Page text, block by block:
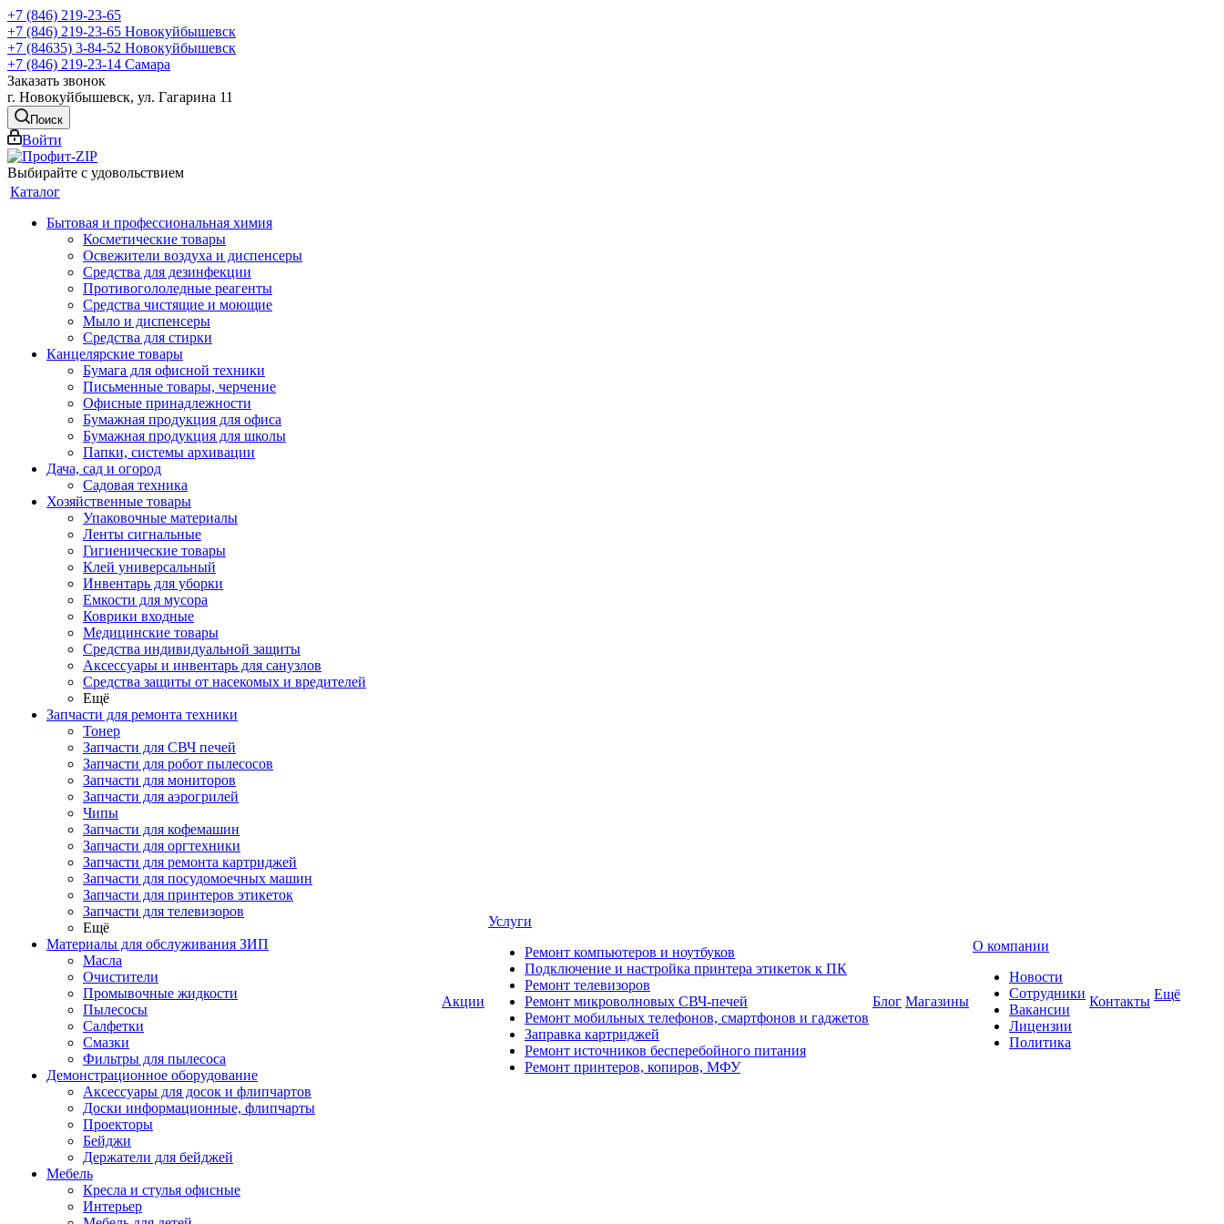
+7 (846) 219-23-65
+7 (846) 219-23-65 Новокуйбышевск
+7 (84635) 3-84-52 Новокуйбышевск
+7 (846) 219-23-14 Самара
Заказать звонок
г. Новокуйбышевск, ул. Гагарина 11
Поиск
Войти
Выбирайте с удовольствием
Каталог
Бытовая и профессиональная химия
Косметические товары
Освежители воздуха и диспенсеры
Средства для дезинфекции
Противогололедные реагенты
Средства чистящие и моющие
Мыло и диспенсеры
Средства для стирки
Канцелярские товары
Бумага для офисной техники
Письменные товары, черчение
Офисные принадлежности
Бумажная продукция для офиса
Бумажная продукция для школы
Папки, системы архивации
Дача, сад и огород
Садовая техника
Хозяйственные товары
Упаковочные материалы
Ленты сигнальные
Гигиенические товары
Клей универсальный
Инвентарь для уборки
Емкости для мусора
Коврики входные
Медицинские товары
Средства индивидуальной защиты
Аксессуары и инвентарь для санузлов
Средства защиты от насекомых и вредителей
Ещё
Запчасти для ремонта техники
Тонер
Запчасти для СВЧ печей
Запчасти для робот пылесосов
Запчасти для мониторов
Запчасти для аэрогрилей
Чипы
Запчасти для кофемашин
Запчасти для оргтехники
Запчасти для ремонта картриджей
Запчасти для посудомоечных машин
Запчасти для принтеров этикеток
Запчасти для телевизоров
Ещё
Материалы для обслуживания ЗИП
Масла
Очистители
Промывочные жидкости
Пылесосы
Салфетки
Смазки
Фильтры для пылесоса
Демонстрационное оборудование
Аксессуары для досок и флипчартов
Доски информационные, флипчарты
Проекторы
Бейджи
Держатели для бейджей
Мебель
Кресла и стулья офисные
Интерьер
Акции
Услуги
Ремонт компьютеров и ноутбуков
Подключение и настройка принтера этикеток к ПК
Ремонт телевизоров
Ремонт микроволновых СВЧ-печей
Ремонт мобильных телефонов, смартфонов и гаджетов
Заправка картриджей
Ремонт источников бесперебойного питания
Ремонт принтеров, копиров, МФУ
Блог Магазины
О компании
Новости
Сотрудники
Вакансии
Лицензии
Политика
Контакты Ещё